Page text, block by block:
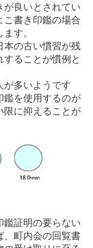
が良いとされてい
こ書き印鑑の場合
す。
本の古い慣習が残
ることが慣例と
が多いようです
鑑を使用するのが
限に抑えることが
鑑証明の要らない
、町内会の回覧書